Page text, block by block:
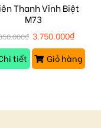
Thanh Vĩnh Biệt
M73
₫ 3.750.000₫
tiết
Giỏ hàng